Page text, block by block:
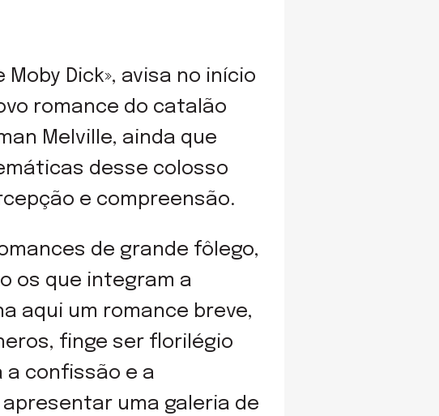
Dick», avisa no início
romance do catalão
Melville, ainda que
desse colosso
e compreensão.
de grande fôlego,
os que integram a
aqui um romance breve,
finge ser florilégio
a confissão e a
uma galeria de